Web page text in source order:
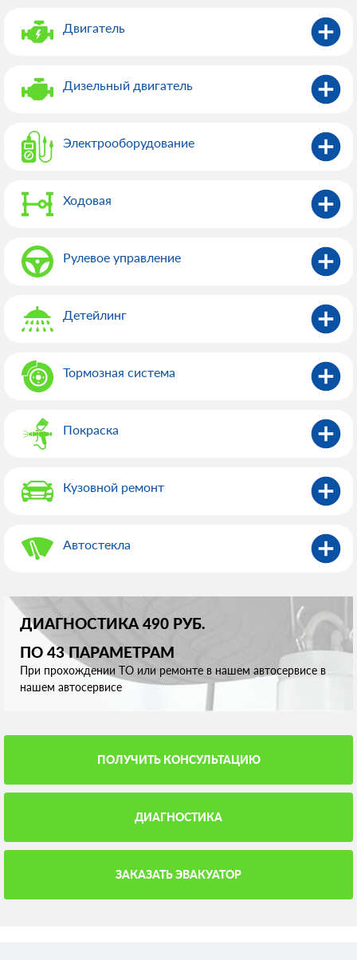
Двигатель
Дизельный двигатель
Электрооборудованиe
Ходовая
Рулевое управление
Детейлинг
Тормозная система
Покраска
Кузовной ремонт
Автостекла
ДИАГНОСТИКА 490 РУБ.
ПО 43 ПАРАМЕТРАМ
При прохождении ТО или ремонте в нашем автосервисе в
нашем автосервисе
ПОЛУЧИТЬ КОНСУЛЬТАЦИЮ
ДИАГНОСТИКА
ЗАКАЗАТЬ ЭВАКУАТОР